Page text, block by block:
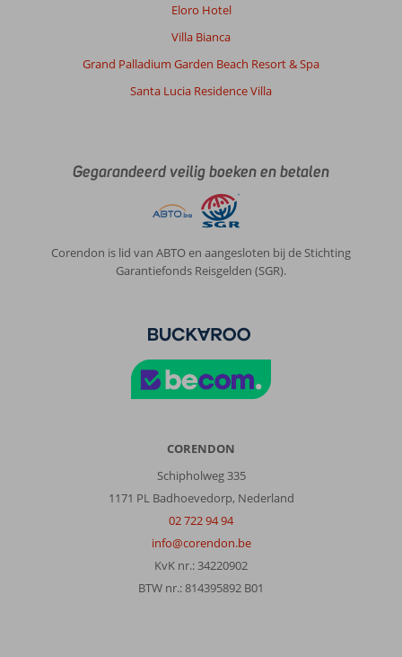
Eloro Hotel
Villa Bianca
Grand Palladium Garden Beach Resort & Spa
Santa Lucia Residence Villa
Gegarandeerd veilig boeken en betalen
Corendon is lid van ABTO en aangesloten bij de Stichting
Garantiefonds Reisgelden (SGR).
CORENDON
Schipholweg 335
1171 PL Badhoevedorp, Nederland
02 722 94 94
info@corendon.be
KvK nr.: 34220902
BTW nr.: 814395892 B01